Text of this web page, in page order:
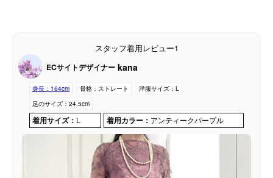
スタッフ着用レビュー1
ECサイトデザイナー kana
身長： 164cm 骨格： ストレート 洋服サイズ： L
足のサイズ： 24.5cm
着用サイズ： L 着用カラー： アンティークパープル